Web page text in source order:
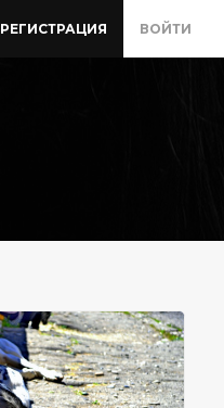
РЕГИСТРАЦИЯ ВОЙТИ